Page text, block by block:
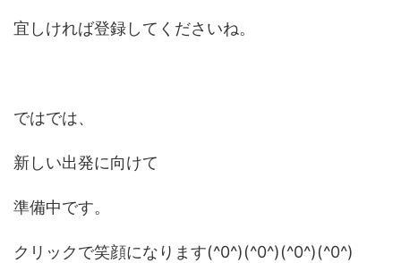
宜しければ登録してくださいね。
ではでは、
新しい出発に向けて
準備中です。
クリックで笑顔になります(^0^)(^0^)(^0^)(^0^)